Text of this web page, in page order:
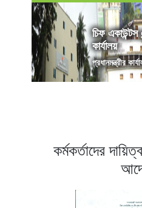
চিফ একাউন্টস
কার্যালয়
প্রধানমন্ত্রীর
কর্মকর্তাদের